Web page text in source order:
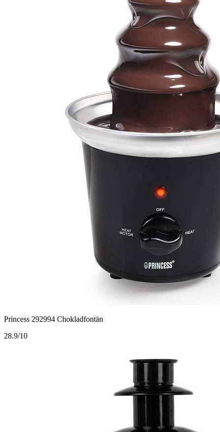
Princess 292994 Chokladfontän
28.9/10